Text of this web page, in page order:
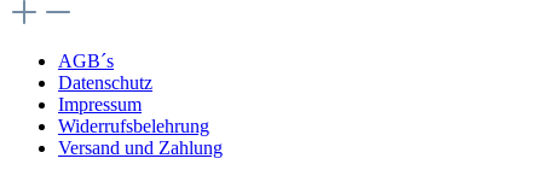
AGB´s
Datenschutz
Impressum
Widerrufsbelehrung
Versand und Zahlung